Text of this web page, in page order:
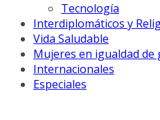
Tecnología
Interdiplomáticos y
Vida Saludable
Mujeres en igualdad de
Internacionales
Especiales